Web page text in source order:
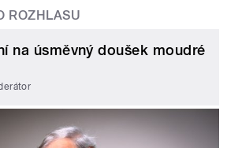
ROZHLASU
na úsměvný doušek moudré